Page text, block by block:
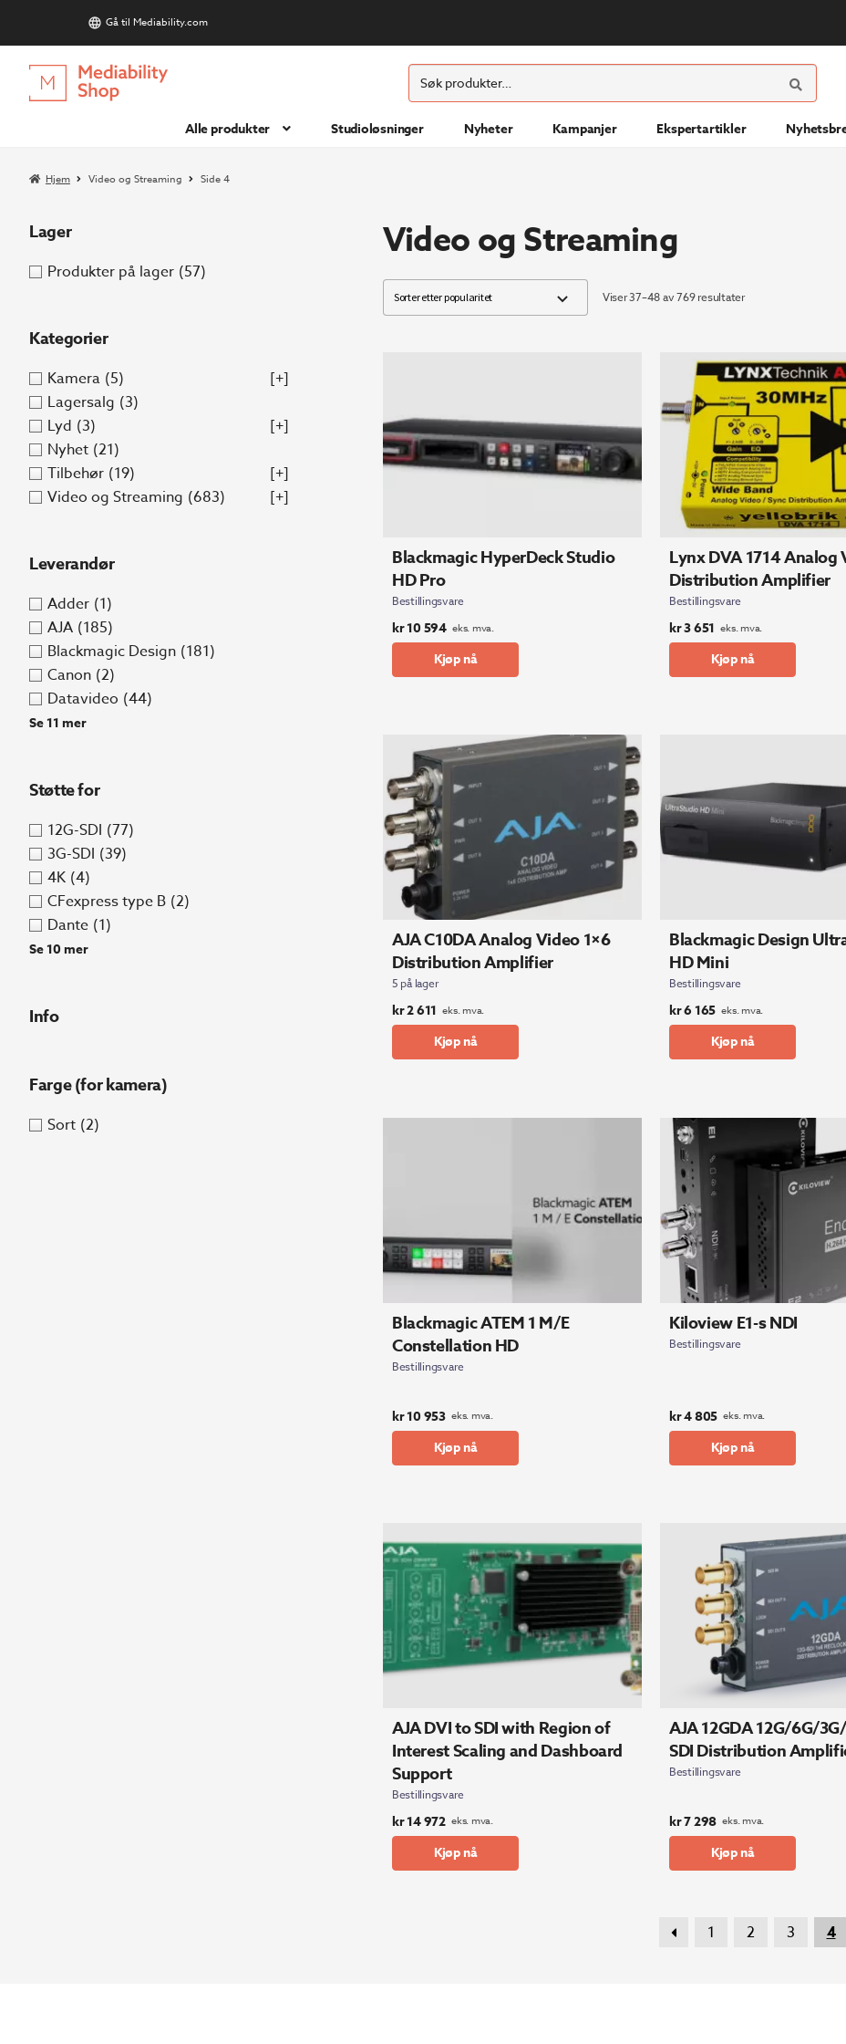
Gå til Mediability.com
Hopp
til
Hopp
til
Søk
etter:
SØK
Alle produkter Studioløsninger Nyheter Kampanjer Ekspertartikler
Hjem Video og Streaming Side 4
Video og Streaming
Viser 37–48 av 769 resultaterSortert
Blackmagic HyperDeck Studio
HD Pro
Bestillingsvare
kr10 594 eks. mva.
Kjøp nå
Lynx DVA 1714 Analog
Distribution Amplifier
Bestillingsvare
kr3 651 eks. mva.
Kjøp nå
AJA C10DA Analog Video 1×6
Distribution Amplifier
5 på lager
kr2 611 eks. mva.
Kjøp nå
Blackmagic Design
HD Mini
Bestillingsvare
kr6 165 eks. mva.
Kjøp nå
Blackmagic ATEM 1 M/E
Constellation HD
Bestillingsvare
kr10 953 eks. mva.
Kjøp nå
Kiloview E1-s NDI
Bestillingsvare
kr4 805 eks. mva.
Kjøp nå
AJA DVI to SDI with Region of
Interest Scaling and Dashboard
Support
Bestillingsvare
kr14 972 eks. mva.
Kjøp nå
AJA 12GDA 12G/6G/
SDI Distribution
Bestillingsvare
kr7 298 eks. mva.
Kjøp nå
1 2 3 4
Lager
Produkter på lager (57)
Kategorier
Kamera (5)
[+]
Lagersalg (3)
Lyd (3)
[+]
Nyhet (21)
Tilbehør (19)
[+]
Video og Streaming (683) [+]
Leverandør
Adder (1)
AJA (185)
Blackmagic Design (181)
Canon (2)
Datavideo (44)
Se 11 mer
Støtte for
12G-SDI (77)
3G-SDI (39)
4K (4)
CFexpress type B (2)
Dante (1)
Se 10 mer
Info
Farge (for kamera)
Sort (2)